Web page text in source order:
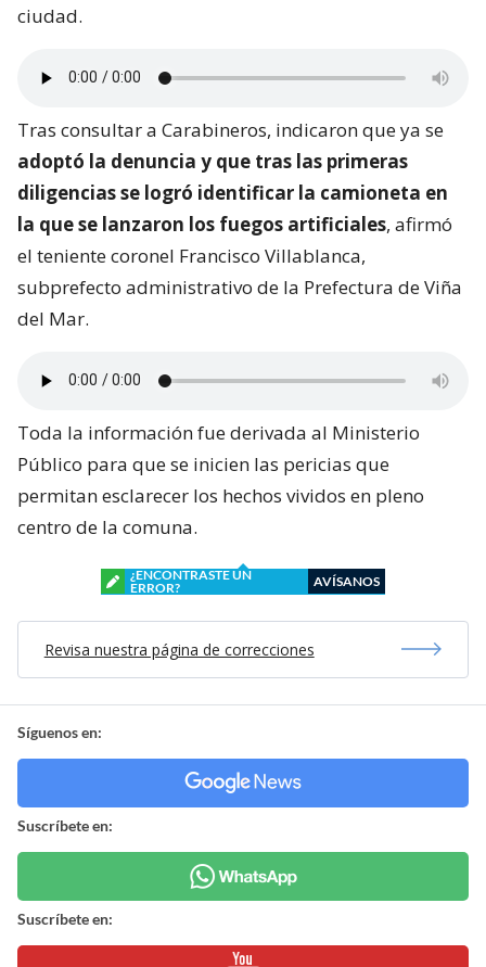
ciudad.
Tras consultar a Carabineros, indicaron que ya se
adoptó la denuncia y que tras las primeras
diligencias se logró identificar la camioneta en
la que se lanzaron los fuegos artificiales, afirmó
el teniente coronel Francisco Villablanca,
subprefecto administrativo de la Prefectura de Viña
del Mar.
Toda la información fue derivada al Ministerio
Público para que se inicien las pericias que
permitan esclarecer los hechos vividos en pleno
centro de la comuna.
¿ENCONTRASTE UN
ERROR?
AVÍSANOS
Revisa nuestra página de correcciones
Síguenos en:
Suscríbete en:
Suscríbete en: